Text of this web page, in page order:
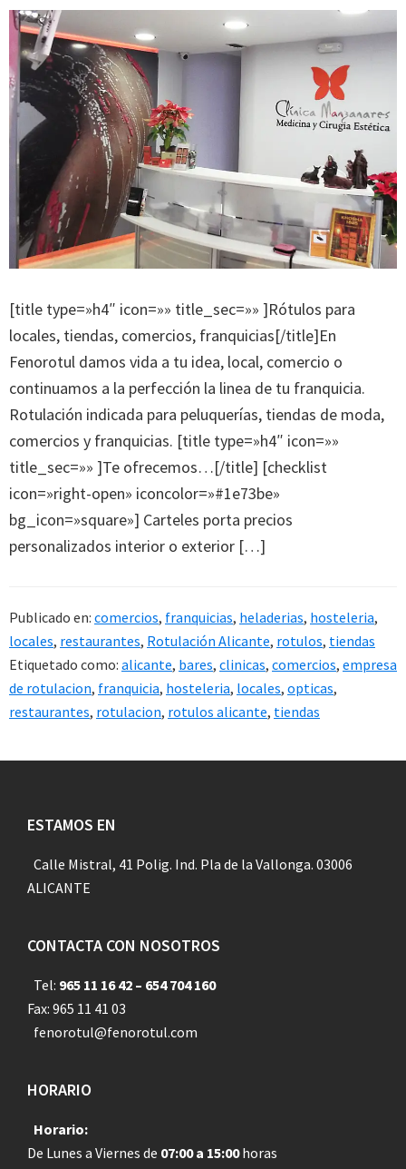
[title type=»h4″ icon=»» title_sec=»» ]Rótulos para
locales, tiendas, comercios, franquicias[/title]En
Fenorotul damos vida a tu idea, local, comercio o
continuamos a la perfección la linea de tu franquicia.
Rotulación indicada para peluquerías, tiendas de moda,
comercios y franquicias. [title type=»h4″ icon=»»
title_sec=»» ]Te ofrecemos…[/title] [checklist
icon=»right-open» iconcolor=»#1e73be»
bg_icon=»square»] Carteles porta precios
personalizados interior o exterior […]
Publicado en: comercios, franquicias, heladerias, hosteleria,
locales, restaurantes, Rotulación Alicante, rotulos, tiendas
Etiquetado como: alicante, bares, clinicas, comercios, empresa
de rotulacion, franquicia, hosteleria, locales, opticas,
restaurantes, rotulacion, rotulos alicante, tiendas
Footer
ESTAMOS EN
Calle Mistral, 41 Polig. Ind. Pla de la Vallonga. 03006
ALICANTE
CONTACTA CON NOSOTROS
Tel: 965 11 16 42 – 654 704 160
Fax: 965 11 41 03
fenorotul@fenorotul.com
HORARIO
Horario:
De Lunes a Viernes de 07:00 a 15:00horas